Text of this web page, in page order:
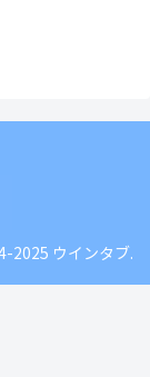
2025 ウインタブ.